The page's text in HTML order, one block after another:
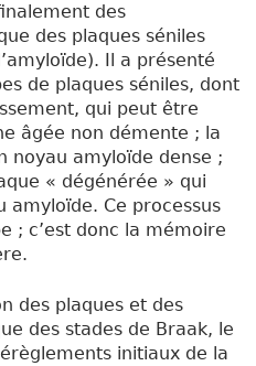
des
des plaques séniles
Il a présenté
de plaques séniles, dont
qui peut être
âgée non démente ; la
noyau amyloïde dense ;
« dégénérée » qui
amyloïde. Ce processus
; c’est donc la mémoire
des plaques et des
des stades de Braak, le
initiaux de la